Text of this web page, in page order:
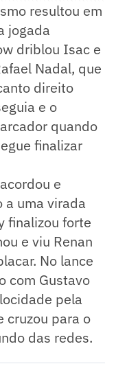
resultou em
jogada
driblou Isac e
Nadal, que
direito
e o
quando
finalizar
e
uma virada
finalizou forte
e viu Renan
No lance
com Gustavo
pela
cruzou para o
das redes.